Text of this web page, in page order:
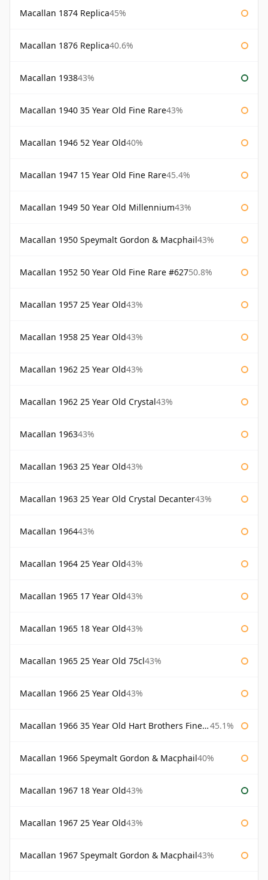
Macallan 1874 Replica45%
Macallan 1876 Replica40.6%
Macallan 193843%
Macallan 1940 35 Year Old Fine Rare43%
Macallan 1946 52 Year Old40%
Macallan 1947 15 Year Old Fine Rare45.4%
Macallan 1949 50 Year Old Millennium43%
Macallan 1950 Speymalt Gordon & Macphail43%
Macallan 1952 50 Year Old Fine Rare #62750.8%
Macallan 1957 25 Year Old43%
Macallan 1958 25 Year Old43%
Macallan 1962 25 Year Old43%
Macallan 1962 25 Year Old Crystal43%
Macallan 196343%
Macallan 1963 25 Year Old43%
Macallan 1963 25 Year Old Crystal Decanter43%
Macallan 196443%
Macallan 1964 25 Year Old43%
Macallan 1965 17 Year Old43%
Macallan 1965 18 Year Old43%
Macallan 1965 25 Year Old 75cl43%
Macallan 1966 25 Year Old43%
Macallan 1966 35 Year Old Hart Brothers Finest Collection 45.1%
Macallan 1966 Speymalt Gordon & Macphail40%
Macallan 1967 18 Year Old43%
Macallan 1967 25 Year Old43%
Macallan 1967 Speymalt Gordon & Macphail43%